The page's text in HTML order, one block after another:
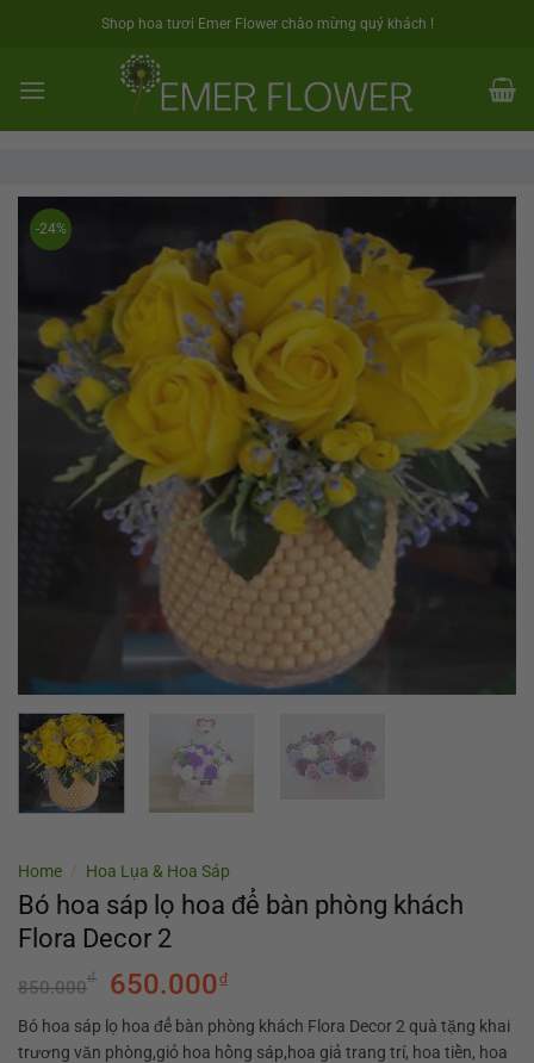
Shop hoa tươi Emer Flower chào mừng quý khách !
-24%
Home / Hoa Lụa & Hoa Sáp
Bó hoa sáp lọ hoa để bàn phòng khách
Flora Decor 2
850.000₫ 650.000₫
Bó hoa sáp lọ hoa để bàn phòng khách Flora Decor 2 quà tặng khai
trương văn phòng,giỏ hoa hồng sáp,hoa giả trang trí, hoa tiền, hoa